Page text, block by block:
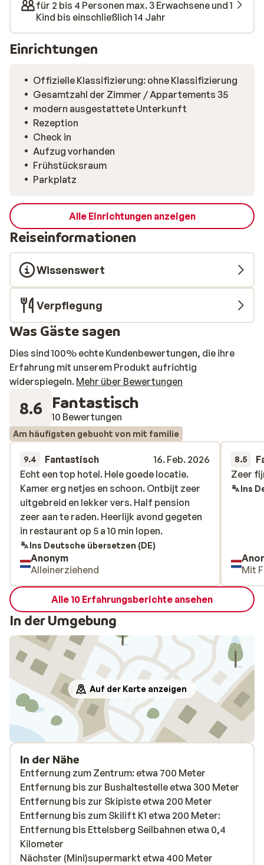
für 2 bis 4 Personen max. 3 Erwachsene und 1
Kind bis einschließlich 14 Jahr
Einrichtungen
Offizielle Klassifizierung: ohne Klassifizierung
Gesamtzahl der Zimmer / Appartements 35
modern ausgestattete Unterkunft
Rezeption
Check in
Aufzug vorhanden
Frühstücksraum
Parkplatz
Alle Einrichtungen anzeigen
Reiseinformationen
Wissenswert
Verpflegung
Was Gäste sagen
Dies sind 100% echte Kundenbewertungen, die ihre
Erfahrung mit unserem Produkt aufrichtig
widerspiegeln. Mehr über Bewertungen
8.6 Fantastisch
10 Bewertungen
Am häufigsten gebucht von mit familie
9.4 Fantastisch
16. Feb. 2026
Echt een top hotel. Hele goede locatie.
Kamer erg netjes en schoon. Ontbijt zeer
uitgebreid en lekker vers. Half pension
zeer aan te raden. Heerlijk avond gegeten
in restaurant op 5 a 10 min lopen.
Echt een top hotel. Hele goede locatie.
Kamer erg netjes en schoon. Ontbijt zeer
uitgebreid en lekker vers. Half pension
zeer aan te raden. Heerlijk avond gegeten
in restaurant op 5 a 10 min lopen.
Ins Deutsche übersetzen (DE)
Anonym
Alleinerziehend
8.5
Zeer
Zeer
Ins
Mit
Alle 10 Erfahrungsberichte ansehen
In der Umgebung
Auf der Karte anzeigen
In der Nähe
Entfernung zum Zentrum: etwa 700 Meter
Entfernung bis zur Bushaltestelle etwa 300 Meter
Entfernung bis zur Skipiste etwa 200 Meter
Entfernung bis zum Skilift K1 etwa 200 Meter:
Entfernung bis Ettelsberg Seilbahnen etwa 0,4
Kilometer
Nächster (Mini)supermarkt etwa 400 Meter